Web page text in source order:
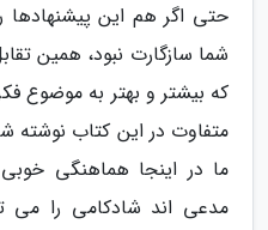
حتی اگر هم این پیشنهادها
شما سازگارت نبود، همین
که بیشتر و بهتر به موضوع
متفاوت در این کتاب
ما در اینجا هماهنگی
مدعی اند شادکامی را می